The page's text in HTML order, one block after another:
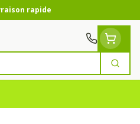
rapide